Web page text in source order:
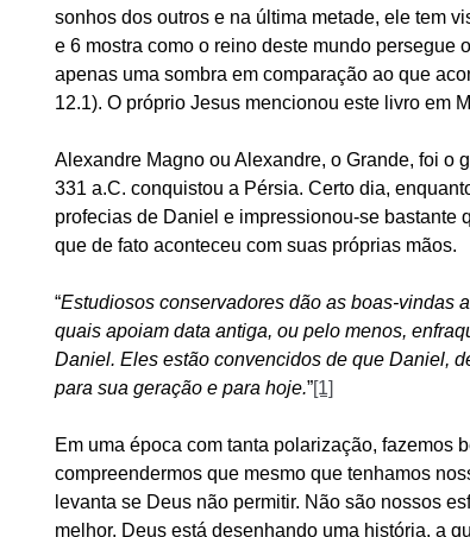
sonhos dos outros e na última metade, ele tem
e 6 mostra como o reino deste mundo persegue
apenas uma sombra em comparação ao que
12.1). O próprio Jesus mencionou este livro em
Alexandre Magno ou Alexandre, o Grande, foi o
331 a.C. conquistou a Pérsia. Certo dia,
profecias de Daniel e impressionou-se bastante
que de fato aconteceu com suas próprias mãos.
“Estudiosos conservadores dão as boas-vindas
quais apoiam data antiga, ou pelo menos,
Daniel. Eles estão convencidos de que Daniel,
para sua geração e para hoje.”[1]
Em uma época com tanta polarização, fazemos
compreendermos que mesmo que tenhamos
levanta se Deus não permitir. Não são nossos
melhor. Deus está desenhando uma história, a